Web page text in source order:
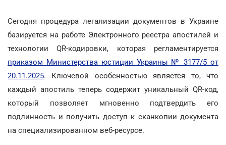
Сегодня процедура легализации документов в Украине
базируется на работе Электронного реестра апостилей и
технологии QR-кодировки, которая регламентируется
приказом Министерства юстиции Украины № 3177/5 от
20.11.2025. Ключевой особенностью является то, что
каждый апостиль теперь содержит уникальный QR-код,
который позволяет мгновенно подтвердить его
подлинность и получить доступ к сканкопии документа
на специализированном веб-ресурсе.